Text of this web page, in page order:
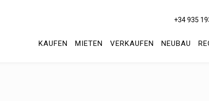
+34 935
KAUFEN MIETEN VERKAUFEN NEUBAU